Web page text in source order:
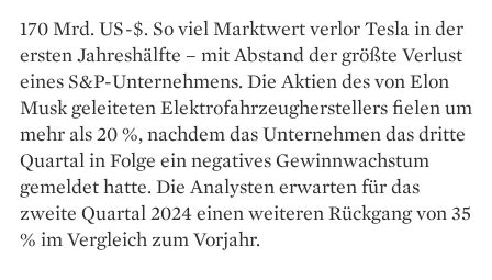
170 Mrd. US-$. So viel Marktwert verlor Tesla in der
ersten Jahreshälfte – mit Abstand der größte Verlust
eines S&P-Unternehmens. Die Aktien des von Elon
Musk geleiteten Elektrofahrzeugherstellers fielen um
mehr als 20 %, nachdem das Unternehmen das dritte
Quartal in Folge ein negatives Gewinnwachstum
gemeldet hatte. Die Analysten erwarten für das
zweite Quartal 2024 einen weiteren Rückgang von 35
% im Vergleich zum Vorjahr.